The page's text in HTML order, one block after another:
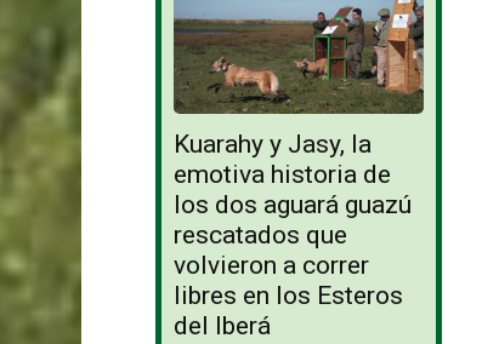
Kuarahy y Jasy, la
emotiva historia de
los dos aguará guazú
rescatados que
volvieron a correr
libres en los Esteros
del Iberá